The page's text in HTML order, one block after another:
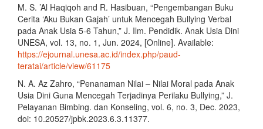
M. S. ’Al Haqiqoh and R. Hasibuan, “Pengembangan Buku
Cerita ‘Aku Bukan Gajah’ untuk Mencegah Bullying Verbal
pada Anak Usia 5-6 Tahun,” J. Ilm. Pendidik. Anak Usia Dini
UNESA, vol. 13, no. 1, Jun. 2024, [Online]. Available:
https://ejournal.unesa.ac.id/index.php/paud-
teratai/article/view/61175
N. A. Az Zahro, “Penanaman Nilai – Nilai Moral pada Anak
Usia Dini Guna Mencegah Terjadinya Perilaku Bullying,” J.
Pelayanan Bimbing. dan Konseling, vol. 6, no. 3, Dec. 2023,
doi: 10.20527/jpbk.2023.6.3.11377.